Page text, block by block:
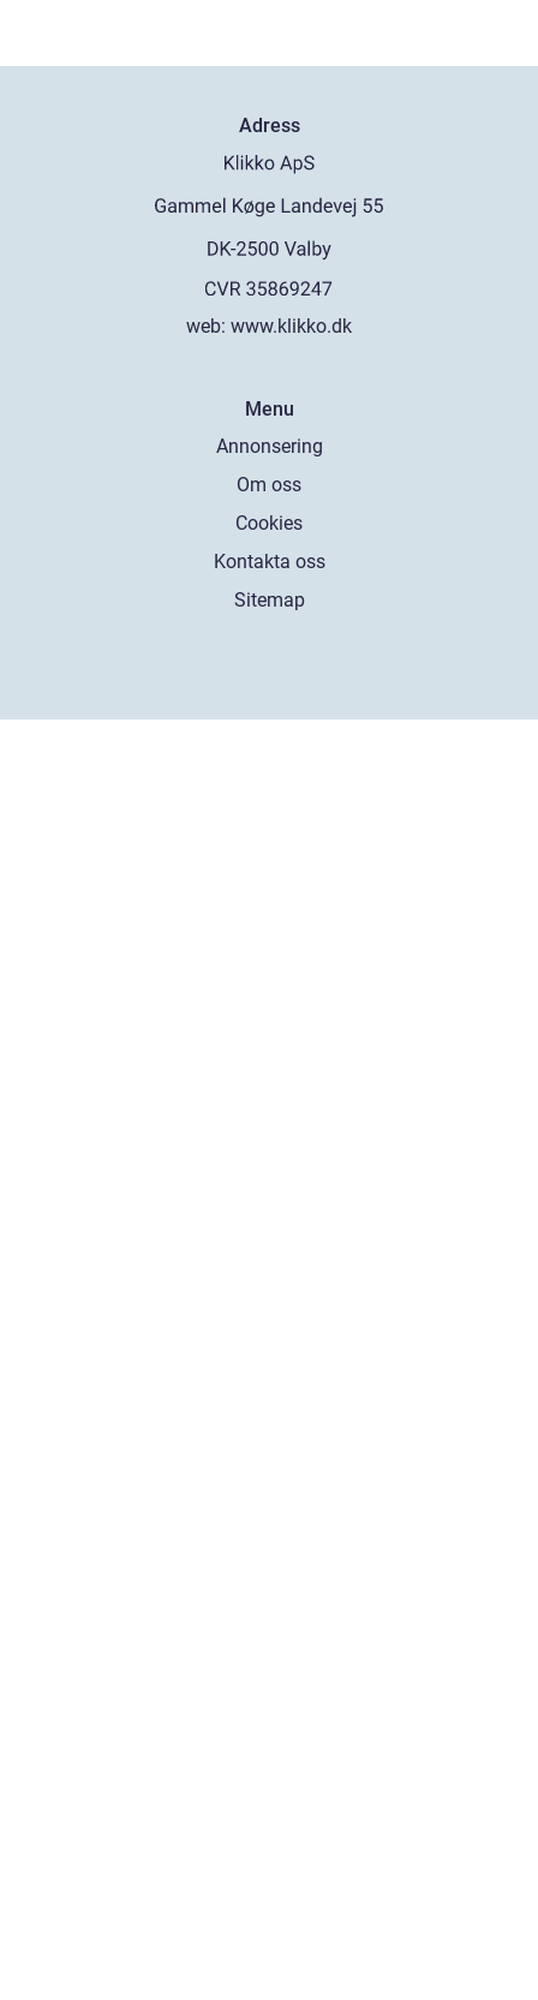
Adress
web: www.klikko.dk
Menu
Annonsering
Om oss
Cookies
Kontakta oss
Sitemap